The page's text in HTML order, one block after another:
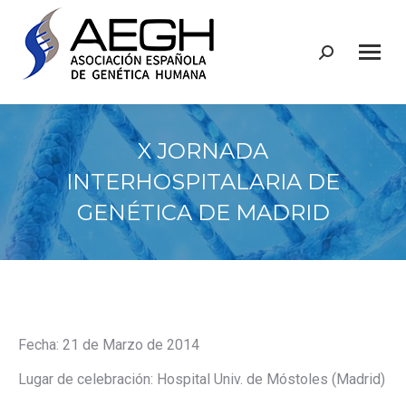
Buscar:
X JORNADA
INTERHOSPITALARIA DE
GENÉTICA DE MADRID
Fecha: 21 de Marzo de 2014
Lugar de celebración: Hospital Univ. de Móstoles (Madrid)